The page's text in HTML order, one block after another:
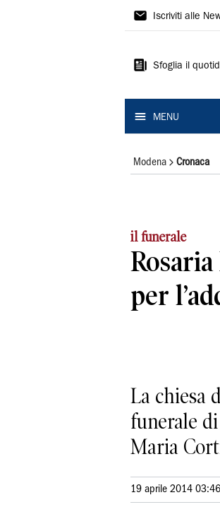
Gazzetta
Modena
Iscriviti alle
Sfoglia il
MENU
Modena Cronaca
il funerale
per
La chiesa
funerale
Maria
19 aprile 2014 03:46